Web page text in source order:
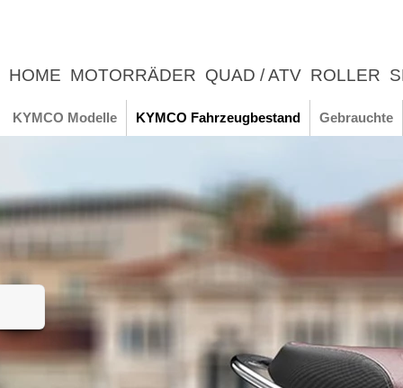
HOME MOTORRÄDER QUAD / ATV ROLLER
UNTERNEHMEN
KYMCO Modelle KYMCO Fahrzeugbestand Gebrauchte